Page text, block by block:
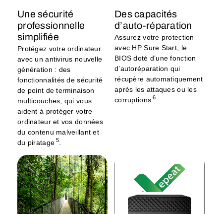
Une sécurité
professionnelle
simplifiée
Protégez votre ordinateur
avec un antivirus nouvelle
génération : des
fonctionnalités de sécurité
de point de terminaison
multicouches, qui vous
aident à protéger votre
ordinateur et vos données
du contenu malveillant et
du piratage 5
Des capacités
d’auto-réparation
Assurez votre protection
avec HP Sure Start, le
BIOS doté d’une fonction
d’autoréparation qui
récupère automatiquement
après les attaques ou les
corruptions 6